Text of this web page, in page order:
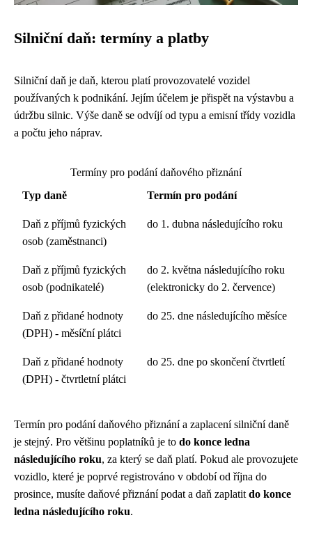
Silniční daň: termíny a platby
Silniční daň je daň, kterou platí provozovatelé vozidel
používaných k podnikání. Jejím účelem je přispět na výstavbu a
údržbu silnic. Výše daně se odvíjí od typu a emisní třídy vozidla
a počtu jeho náprav.
Termíny pro podání daňového přiznání
Typ daně
Termín pro podání
Daň z příjmů fyzických
osob (zaměstnanci)
do 1. dubna následujícího roku
Daň z příjmů fyzických
osob (podnikatelé)
do 2. května následujícího roku
(elektronicky do 2. července)
Daň z přidané hodnoty
(DPH) - měsíční plátci
do 25. dne následujícího měsíce
Daň z přidané hodnoty
(DPH) - čtvrtletní plátci
do 25. dne po skončení čtvrtletí
Termín pro podání daňového přiznání a zaplacení silniční daně
je stejný. Pro většinu poplatníků je to do konce ledna
následujícího roku, za který se daň platí. Pokud ale provozujete
vozidlo, které je poprvé registrováno v období od října do
prosince, musíte daňové přiznání podat a daň zaplatit do konce
ledna následujícího roku.